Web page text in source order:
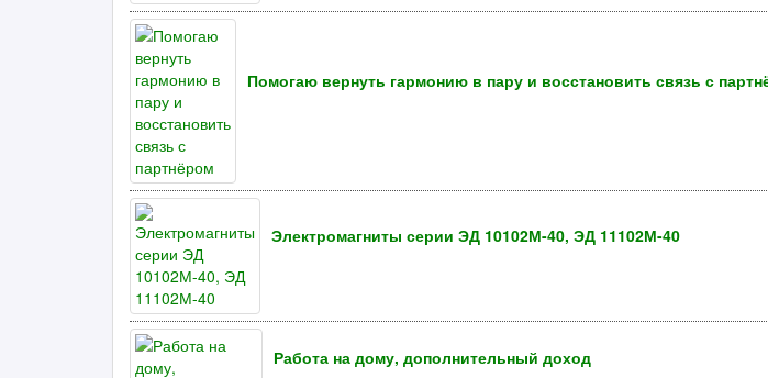
Помогаю вернуть гармонию в пару и восстановить связь с
Электромагниты серии ЭД 10102М-40, ЭД 11102М-40
Работа на дому, дополнительный доход